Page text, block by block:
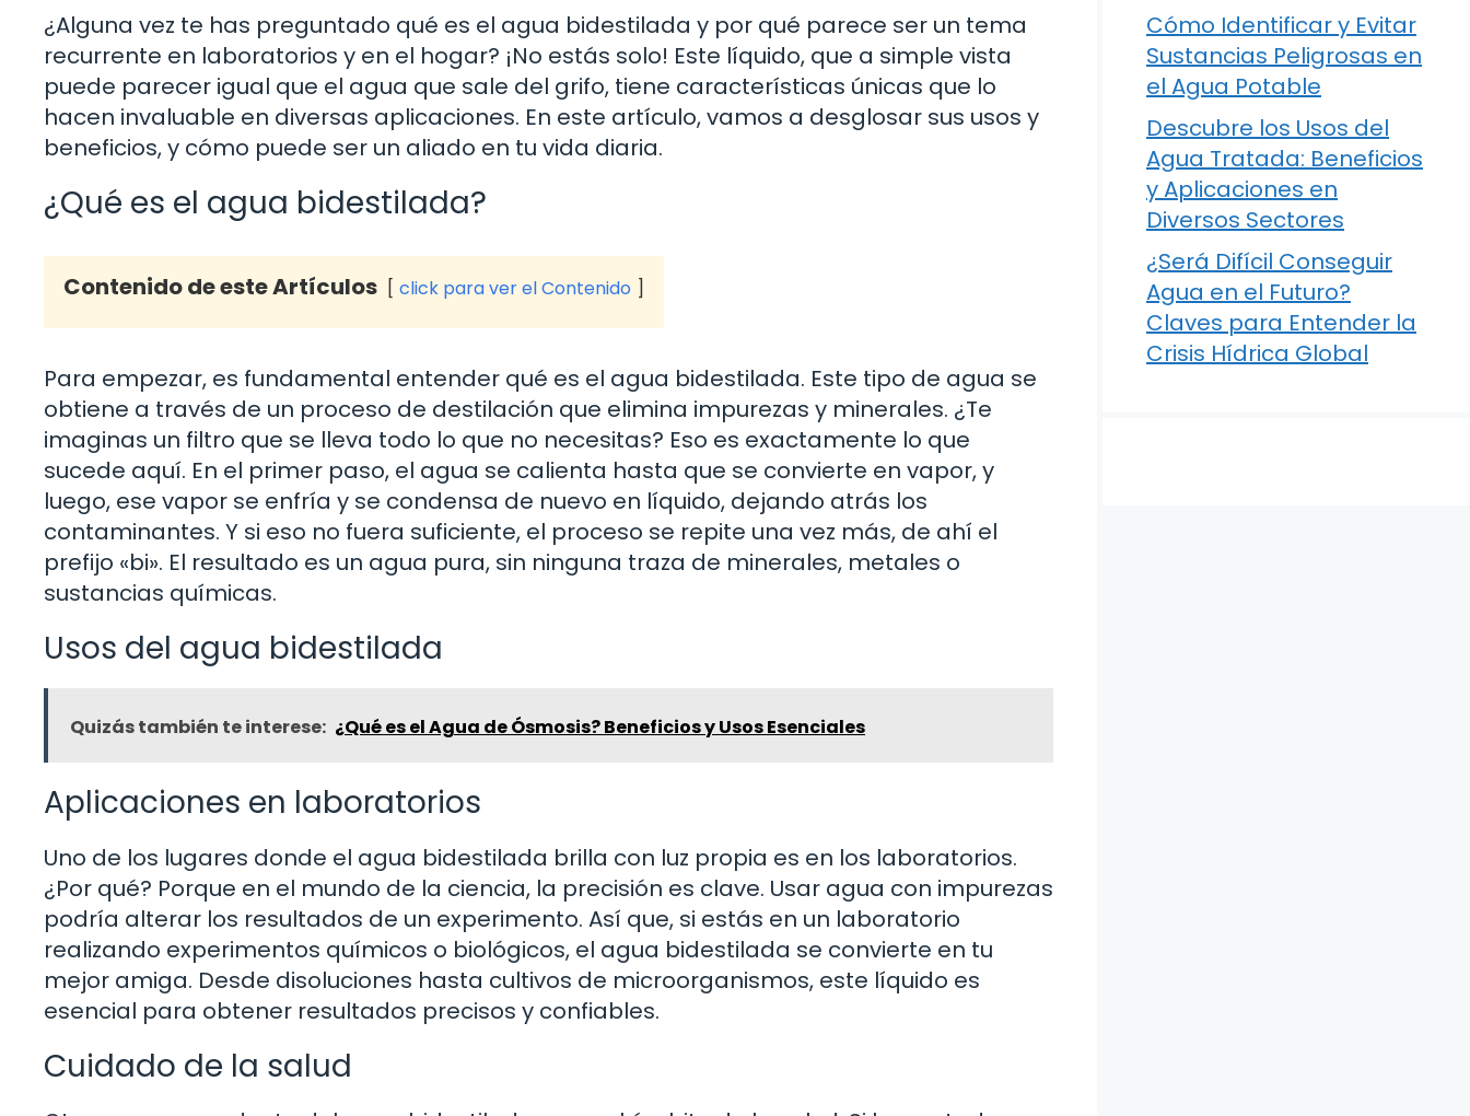
¿Alguna vez te has preguntado qué es el agua bidestilada y por qué parece ser un tema
recurrente en laboratorios y en el hogar? ¡No estás solo! Este líquido, que a simple vista
puede parecer igual que el agua que sale del grifo, tiene características únicas que lo
hacen invaluable en diversas aplicaciones. En este artículo, vamos a desglosar sus usos y
beneficios, y cómo puede ser un aliado en tu vida diaria.
¿Qué es el agua bidestilada?
Contenido de este Artículos click para ver el Contenido
Para empezar, es fundamental entender qué es el agua bidestilada. Este tipo de agua se
obtiene a través de un proceso de destilación que elimina impurezas y minerales. ¿Te
imaginas un filtro que se lleva todo lo que no necesitas? Eso es exactamente lo que
sucede aquí. En el primer paso, el agua se calienta hasta que se convierte en vapor, y
luego, ese vapor se enfría y se condensa de nuevo en líquido, dejando atrás los
contaminantes. Y si eso no fuera suficiente, el proceso se repite una vez más, de ahí el
prefijo «bi». El resultado es un agua pura, sin ninguna traza de minerales, metales o
sustancias químicas.
Usos del agua bidestilada
Quizás también te interese: ¿Qué es el Agua de Ósmosis? Beneficios y Usos Esenciales
Aplicaciones en laboratorios
Uno de los lugares donde el agua bidestilada brilla con luz propia es en los laboratorios.
¿Por qué? Porque en el mundo de la ciencia, la precisión es clave. Usar agua con impurezas
podría alterar los resultados de un experimento. Así que, si estás en un laboratorio
realizando experimentos químicos o biológicos, el agua bidestilada se convierte en tu
mejor amiga. Desde disoluciones hasta cultivos de microorganismos, este líquido es
esencial para obtener resultados precisos y confiables.
Cuidado de la salud
Cómo Identificar y Evitar
Sustancias Peligrosas en
el Agua Potable
Descubre los Usos del
Agua Tratada: Beneficios
y Aplicaciones en
Diversos Sectores
¿Será Difícil Conseguir
Agua en el Futuro?
Claves para Entender la
Crisis Hídrica Global